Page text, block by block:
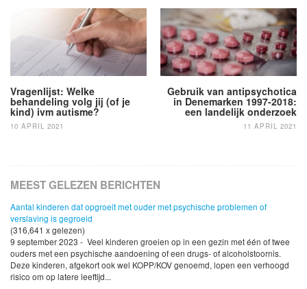
navigatie
Gebruik van antipsychotica
in Denemarken 1997-2018:
een landelijk onderzoek
11 APRIL 2021
Vragenlijst: Welke
behandeling volg jij (of je
kind) ivm autisme?
10 APRIL 2021
MEEST GELEZEN BERICHTEN
Aantal kinderen dat opgroeit met ouder met psychische problemen of
verslaving is gegroeid
(316,641 x gelezen)
9 september 2023 - Veel kinderen groeien op in een gezin met één of twee
ouders met een psychische aandoening of een drugs- of alcoholstoornis.
Deze kinderen, afgekort ook wel KOPP/KOV genoemd, lopen een verhoogd
risico om op latere leeftijd...